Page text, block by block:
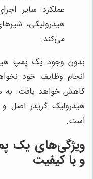
عملکرد سایر
هیدرولیکی،
می‌کند.
بدون وجود یک پمپ
انجام وظایف خود
کاهش خواهد یافت. به
هیدرولیک گریدر اصل و
است.
ویژگی‌های یک
و با کیفیت